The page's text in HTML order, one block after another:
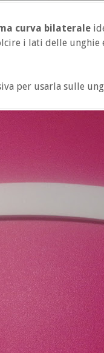
curva bilaterale
i lati delle unghie
per usarla sulle